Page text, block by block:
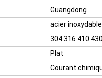
Guangdong
acier inoxydable
304 316 410
Plat
Courant